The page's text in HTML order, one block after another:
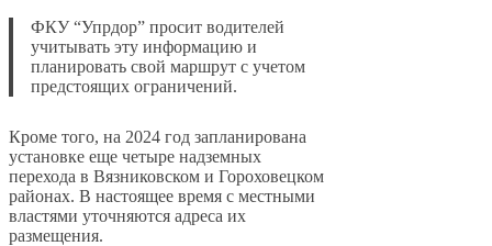
ФКУ “Упрдор” просит водителей
учитывать эту информацию и
планировать свой маршрут с учетом
предстоящих ограничений.
Кроме того, на 2024 год запланирована
установке еще четыре надземных
перехода в Вязниковском и Гороховецком
районах. В настоящее время с местными
властями уточняются адреса их
размещения.